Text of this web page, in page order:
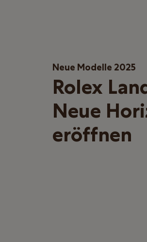
Neue Modelle 2025
Rolex
Neue
eröffnen